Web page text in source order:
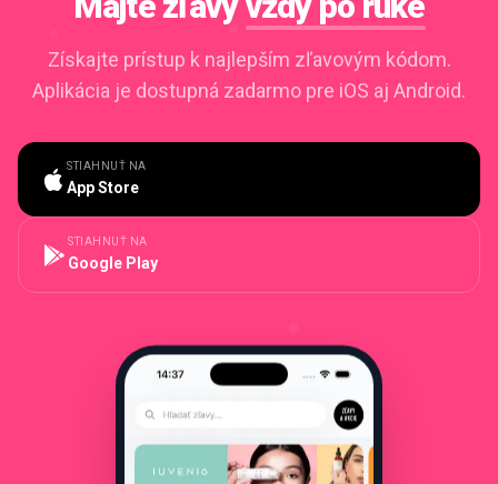
Získajte prístup k najlepším zľavovým kódom.
Aplikácia je dostupná zadarmo pre iOS aj Android.
STIAHNUŤ NA
App Store
STIAHNUŤ NA
Google Play